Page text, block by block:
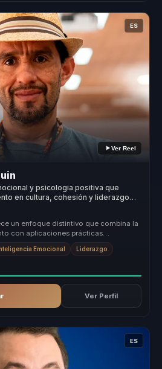
ES
Ver Reel
y psicologia positiva que
en cultura, cohesión y liderazgo
un enfoque distintivo que combina la
con aplicaciones prácticas
Emocional Liderazgo
Ver Perfil
ES